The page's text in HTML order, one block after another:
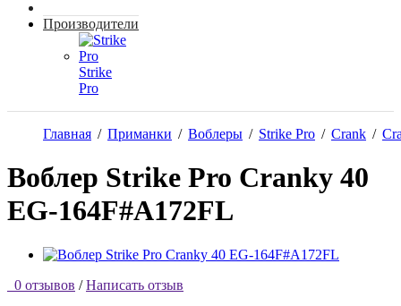
Производители
Strike
Pro
Главная / Приманки / Воблеры / Strike Pro / Crank /
Воблер Strike Pro Cranky 40
EG-164F#A172FL
0 отзывов / Написать отзыв